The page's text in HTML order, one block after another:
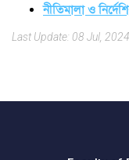
নীতিমালা ও
Last Update: 08 Jul, 2024